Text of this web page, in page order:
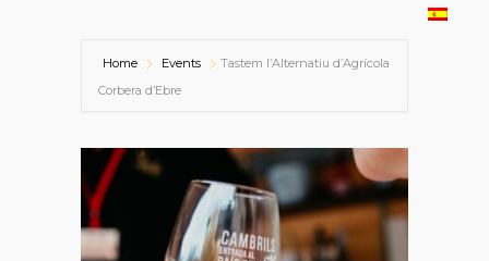
Home Events
Tastem l’Alternatiu d’Agrícola
Corbera d’Ebre